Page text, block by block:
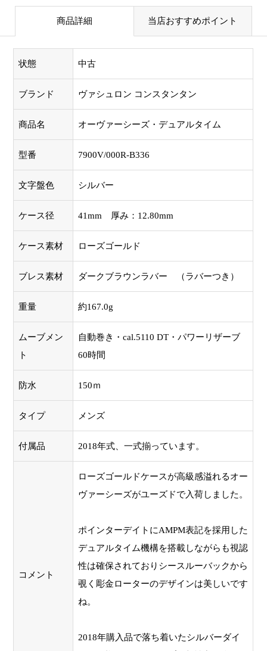
商品詳細 当店おすすめポイント
状態 中古
ブランド ヴァシュロン コンスタンタン
商品名 オーヴァーシーズ・デュアルタイム
型番 7900V/000R-B336
文字盤色 シルバー
ケース径 41mm 厚み：12.80mm
ケース素材 ローズゴールド
ブレス素材 ダークブラウンラバー （ラバーつき）
重量 約167.0g
ムーブメン
ト
自動巻き・cal.5110 DT・パワーリザーブ
60時間
防水 150ｍ
タイプ メンズ
付属品 2018年式、一式揃っています。
コメント
ローズゴールドケースが高級感溢れるオー
ヴァーシーズがユーズドで入荷しました。
ポインターデイトにAMPM表記を採用した
デュアルタイム機構を搭載しながらも視認
性は確保されておりシースルーバックから
覗く彫金ローターのデザインは美しいです
ね。
2018年購入品で落ち着いたシルバーダイ